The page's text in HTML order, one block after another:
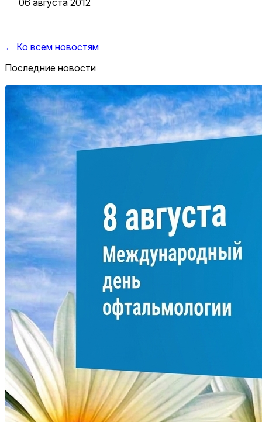
← Ко всем новостям
Последние новости